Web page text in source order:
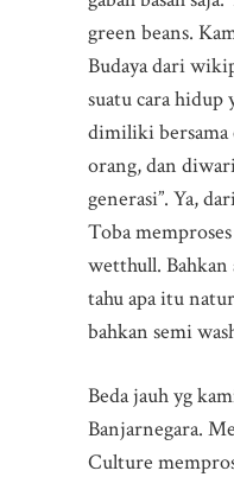
green beans.
Budaya dari
suatu cara hidup
dimiliki bersama
orang, dan
generasi”. Ya,
Toba
wetthull.
tahu apa itu
bahkan semi
Beda jauh yg
Banjarnegara.
Culture